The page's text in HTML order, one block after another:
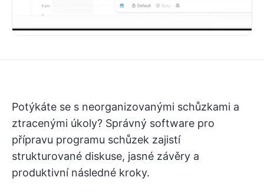
Potýkáte se s neorganizovanými schůzkami a
ztracenými úkoly? Správný software pro
přípravu programu schůzek zajistí
strukturované diskuse, jasné závěry a
produktivní následné kroky.